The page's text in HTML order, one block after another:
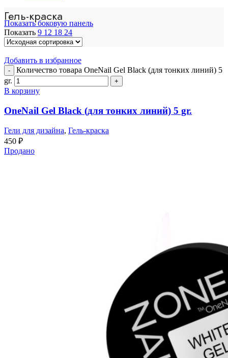
Гель-краска
Показать боковую панель
Показать 9 12 18 24
Добавить в избранное
Количество товара OneNail Gel Black (для тонких линий) 5
gr.
В корзину
OneNail Gel Black (для тонких линий) 5 gr.
Гели для дизайна, Гель-краска
450 ₽
Продано